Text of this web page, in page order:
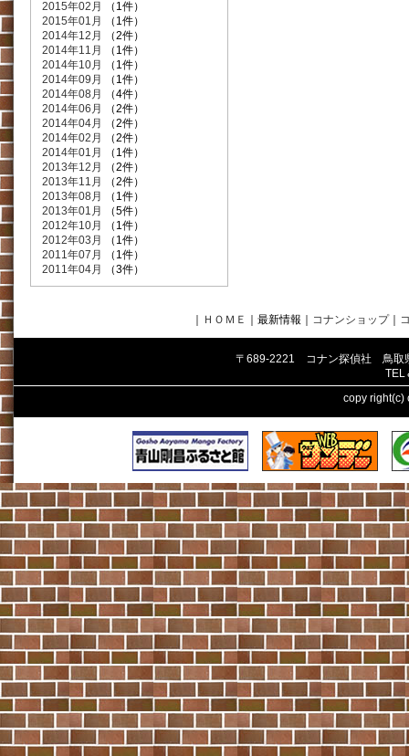
2015年02月
（1件）
2015年01月
（1件）
2014年12月
（2件）
2014年11月
（1件）
2014年10月
（1件）
2014年09月
（1件）
2014年08月
（4件）
2014年06月
（2件）
2014年04月
（2件）
2014年02月
（2件）
2014年01月
（1件）
2013年12月
（2件）
2013年11月
（2件）
2013年08月
（1件）
2013年01月
（5件）
2012年10月
（1件）
2012年03月
（1件）
2011年07月
（1件）
2011年04月
（3件）
ＨＯＭＥ ｜最新情報 コナンショップ｜
〒689-2221 コナン探偵社 鳥取
TEL
copy right(c)